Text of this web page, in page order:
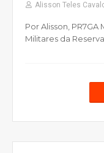
Alisson Teles
Por Alisson,
Militares da